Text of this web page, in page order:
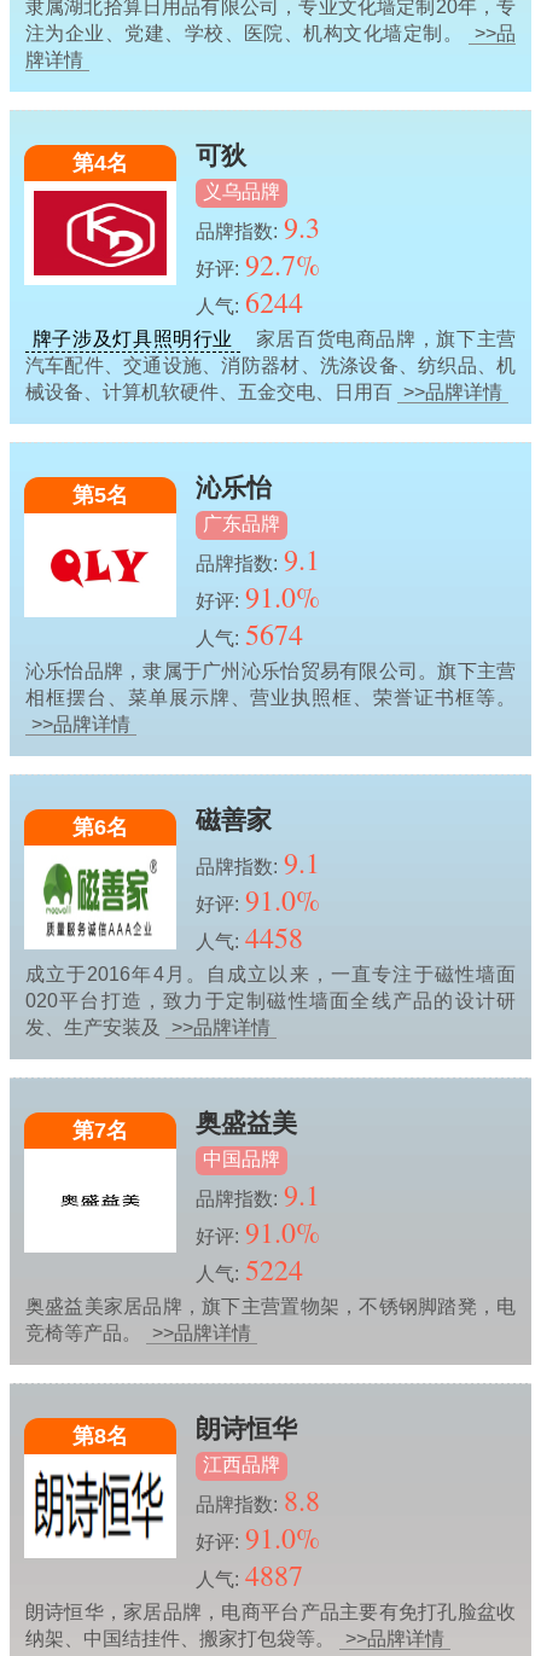
隶属湖北拾算日用品有限公司，专业文化墙定制20年，专
注为企业、党建、学校、医院、机构文化墙定制。
>>品
牌详情
第4名 可狄
义乌品牌
品牌指数: 9.3
好评: 92.7%
人气: 6244
牌子涉及灯具照明行业
家居百货电商品牌，旗下主营
汽车配件、交通设施、消防器材、洗涤设备、纺织品、机
械设备、计算机软硬件、五金交电、日用百 >>品牌详情
第5名 沁乐怡
广东品牌
品牌指数: 9.1
好评: 91.0%
人气: 5674
沁乐怡品牌，隶属于广州沁乐怡贸易有限公司。旗下主营
相框摆台、菜单展示牌、营业执照框、荣誉证书框等。
>>品牌详情
第6名 磁善家
品牌指数: 9.1
好评: 91.0%
人气: 4458
成立于2016年4月。自成立以来，一直专注于磁性墙面
020平台打造，致力于定制磁性墙面全线产品的设计研
发、生产安装及
>>品牌详情
第7名 奥盛益美
中国品牌
品牌指数: 9.1
好评: 91.0%
人气: 5224
奥盛益美家居品牌，旗下主营置物架，不锈钢脚踏凳，电
竞椅等产品。
>>品牌详情
第8名 朗诗恒华
江西品牌
品牌指数: 8.8
好评: 91.0%
人气: 4887
朗诗恒华，家居品牌，电商平台产品主要有免打孔脸盆收
纳架、中国结挂件、搬家打包袋等。
>>品牌详情